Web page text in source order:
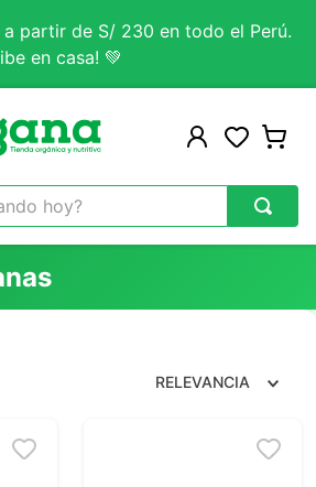
a partir de S/ 230 en todo el Perú.
en casa! 💚
hoy?
RELEVANCIA